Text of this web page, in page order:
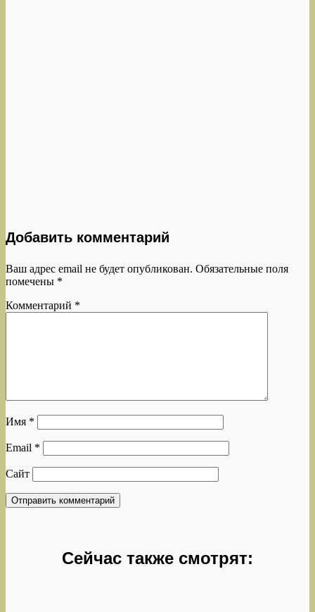
Добавить комментарий
Ваш адрес email не будет опубликован. Обязательные поля
помечены *
Комментарий *
Имя *
Email *
Сайт
Сейчас также смотрят: